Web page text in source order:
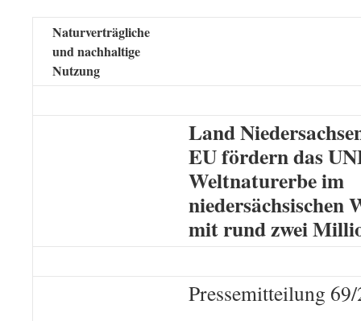
Naturverträgliche
und nachhaltige
Nutzung
Land
EU fördern das
Weltnaturerbe im
niedersächsischen
mit rund zwei
Pressemitteilung